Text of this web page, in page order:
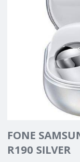
FONE
R190 SILVER